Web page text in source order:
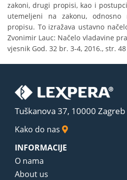
zakoni, drugi propisi, kao i
utemeljeni na zakonu, odnosno
propisu. To izražava ustavno
Zvonimir Lauc: Načelo vladavine
vjesnik God. 32 br. 3-4, 2016., str. 48
Tuškanova 37, 10000 Zagreb
Kako do nas
INFORMACIJE
O nama
About us